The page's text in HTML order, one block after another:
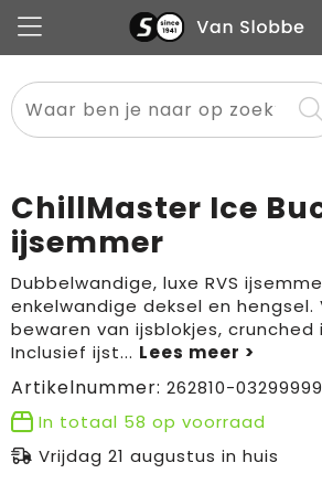
Alle categorieën
Snoep
Promo
Pennen
Notitieboekjes
Papier
Flessen
Glazen en karaffen
Merken
Meest gekozen
Sportkleding
Overig textiel
Boodschappen- en
Sport & vrije tijd
Rugzakken
ChillMaster Ice
ijsemmer
Dubbelwandige, luxe RVS
enkelwandige deksel en hengsel.
bewaren van ijsblokjes, crunched
Inclusief ijst...
Artikelnummer: 262810-
In totaal 58 op voorraad
Vrijdag 21 augustus in huis